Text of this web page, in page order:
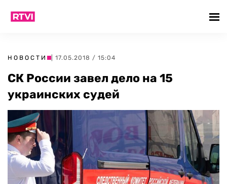
НОВОСТИ | 17.05.2018 / 15:04
СК России завел дело на 15
украинских судей